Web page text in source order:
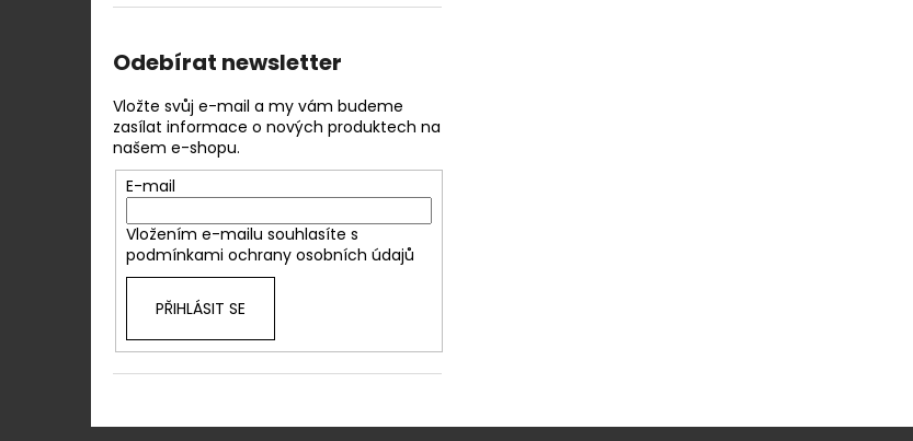
Odebírat newsletter
Vložte svůj e-mail a my vám budeme
zasílat informace o nových produktech na
našem e-shopu.
E-mail
Vložením e-mailu souhlasíte s
podmínkami ochrany osobních údajů
PŘIHLÁSIT SE